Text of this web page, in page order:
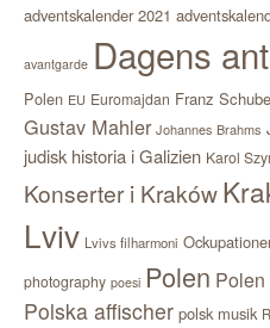
adventskalender 2021
avantgarde Dagens
Polen EU Euromajdan Franz
Gustav Mahler Johannes Brahms
judisk historia i Galizien Karol
Konserter i Kraków
Lviv Lvivs filharmoni
photography poesi Polen
Polska affischer polsk musik